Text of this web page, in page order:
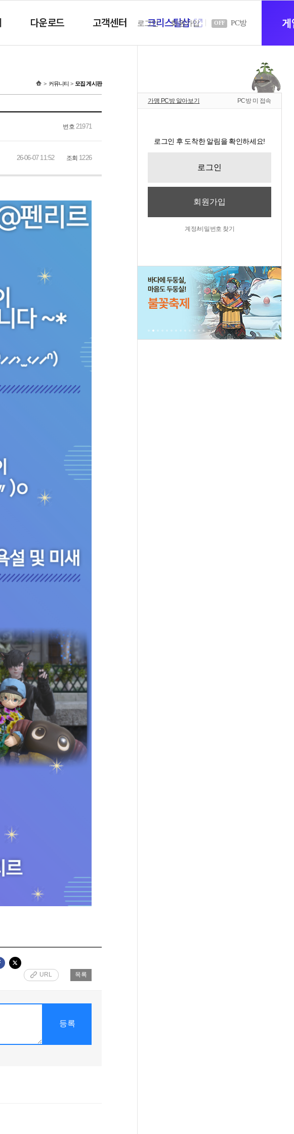
다운로드 고객센터 크리스탈샵새
로그인 회원가입 OFF PC방
커뮤니티 모집 게시판
번호21971
26-06-07 11:52 조회 1226
URL
가맹 PC방 알아보기 PC방 미 접속
로그인 후 도착한 알림을 확인하세요!
로그인
회원가입
계정/비밀번호 찾기